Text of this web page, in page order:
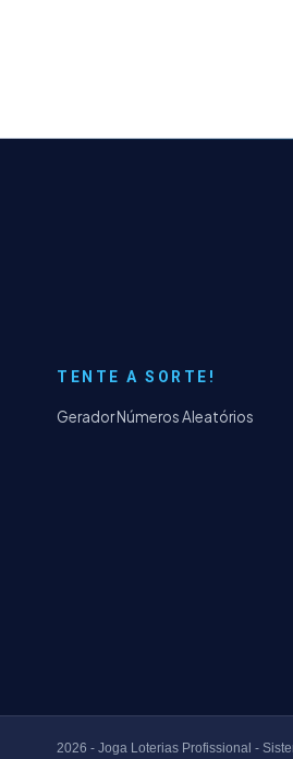
TENTE A SORTE!
Gerador Números Aleatórios
2026 - Joga Loterias Profissional -